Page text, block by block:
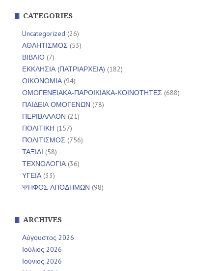
CATEGORIES
Uncategorized (26)
ΑΘΛΗΤΙΣΜΟΣ (53)
ΒΙΒΛΙΟ (7)
ΕΚΚΛΗΣΙΑ (ΠΑΤΡΙΑΡΧΕΙΑ) (182)
ΟΙΚΟΝΟΜΙΑ(94)
ΟΜΟΓΕΝΕΙΑΚΑ-ΠΑΡΟΙΚΙΑΚΑ-ΚΟΙΝΟΤΗΤΕΣ (688)
ΠΑΙΔΕΙΑ ΟΜΟΓΕΝΩΝ (78)
ΠΕΡΙΒΑΛΛΟΝ (21)
ΠΟΛΙΤΙΚΗ (157)
ΠΟΛΙΤΙΣΜΟΣ (756)
ΤΑΞΙΔΙ (58)
ΤΕΧΝΟΛΟΓΙΑ(36)
ΥΓΕΙΑ(33)
ΨΗΦΟΣ ΑΠΟΔΗΜΩΝ (98)
ARCHIVES
Αύγουστος 2026
Ιούλιος 2026
Ιούνιος 2026